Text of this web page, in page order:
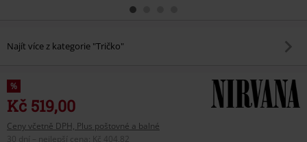
Najít více z kategorie "Tričko"
%
Kč 519,00
Ceny včetně DPH, Plus poštovné a balné
30 dní – nejlepší cena
Kč 404,82